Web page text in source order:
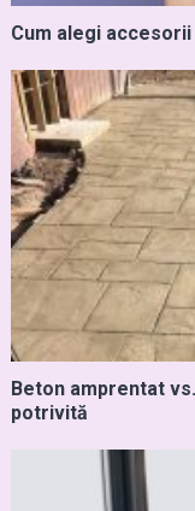
Cum alegi
Beton amprentat
potrivită